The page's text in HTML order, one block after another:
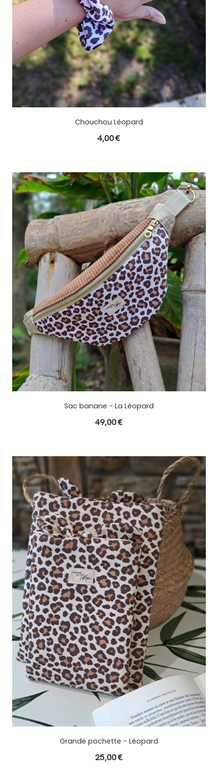
Chouchou Léopard
4,00€
Sac banane - La Léopard
49,00€
Grande pochette - Léopard
25,00€